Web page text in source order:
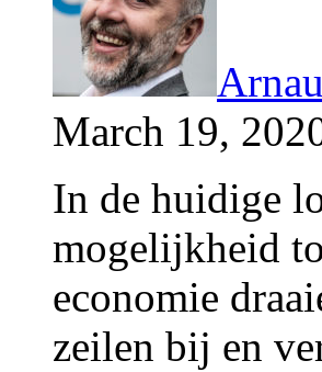
March 19,
In de huidige
mogelijkheid
economie
zeilen bij en